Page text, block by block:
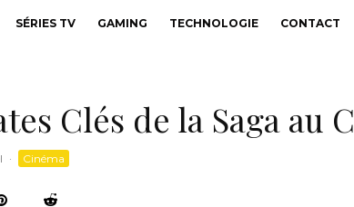
SÉRIES TV GAMING TECHNOLOGIE CONTACT
Clés de la Saga au
· Cinéma